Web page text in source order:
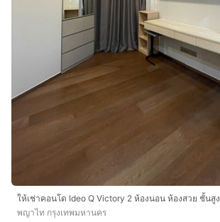
ให้เช่าคอนโด Ideo Q Victory 2 ห้องนอน ห้องสวย ชั้นสูง
พญาไท กรุงเทพมหานคร